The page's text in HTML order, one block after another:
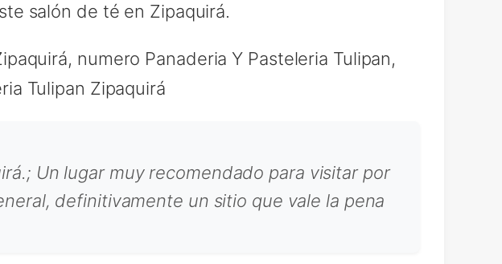
salón de té en Zipaquirá.
numero Panaderia Y Pasteleria Tulipan,
Tulipan Zipaquirá
Un lugar muy recomendado para visitar por
definitivamente un sitio que vale la pena